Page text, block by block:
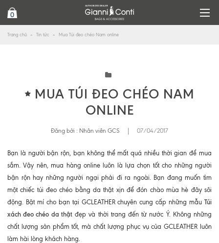
0
Trang chủ Tin tức Mua Túi đeo chéo Nam online
MUA TÚI ĐEO CHÉO NAM
ONLINE
Đăng bởi : Nhân viên GCS 07/04/2017
Bạn là người bận rộn, bạn không thể mất quá nhiều thời gian để mua
sắm. Vậy nên, mua hàng online luôn là lựa chọn tốt cho những người
bận rộn hay những người ngại phải đi ra ngoài. Bạn đang muốn tìm
một chiếc túi đeo chéo bằng da thật xịn để đón chào mùa hè đây sôi
động. Bật mí cho bạn tại GCLEATHER chuyên cung cấp những mẫu Túi
xách đeo chéo da thậtđẹp và thời trang đến từ nước Ý. Không những
chất lượng sản phẩm tốt, mà chất lượng phục vụ của GCLEATHER luôn
làm hài lòng khách hàng.